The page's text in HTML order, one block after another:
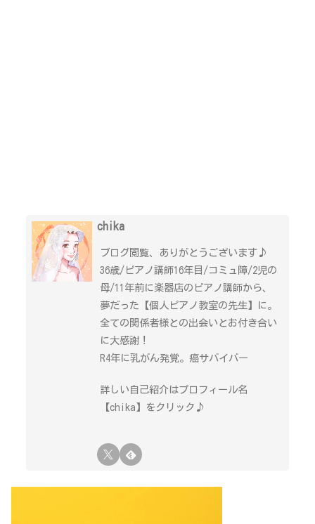
chika
ブログ閲覧、ありがとうございます♪
36歳/ピアノ講師16年目/コミュ障/2児の
母/11年前に楽器店のピアノ講師から、
夢だった【個人ピアノ教室の先生】に。
全ての関係者様との出会いとお付き合い
に大感謝！
R4年に乳がん発覚。癌サバイバー
詳しい自己紹介はプロフィール名
【chika】をクリック♪